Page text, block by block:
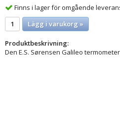
Finns i lager för omgående
Lägg i varukorg »
Produktbeskrivning:
Den E.S. Sørensen Galileo